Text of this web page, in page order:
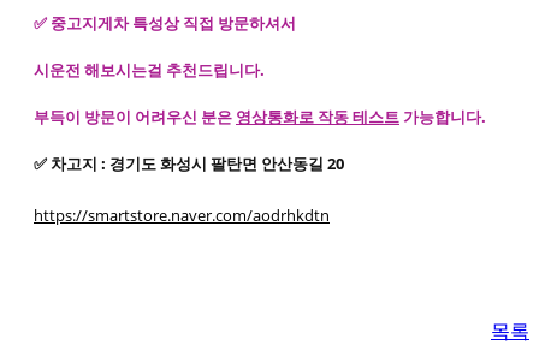
✅ 중고지게차 특성상 직접 방문하셔서
시운전 해보시는걸 추천드립니다.
부득이 방문이 어려우신 분은 영상통화로 작동 테스트 가능합니다.
✅ 차고지 : 경기도 화성시 팔탄면 안산동길 20
https://smartstore.naver.com/aodrhkdtn
목록